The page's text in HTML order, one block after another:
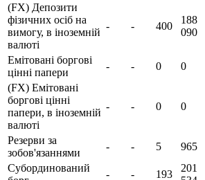
(FX) Депозити
фізичних осіб на
вимогу, в іноземній
валюті
- - 400
188
090
Емітовані боргові
цінні папери
- - 0 0
(FX) Емітовані
боргові цінні
папери, в іноземній
валюті
- - 0 0
Резерви за
зобов'язаннями
- - 5 965
Субординований
- - 193
201